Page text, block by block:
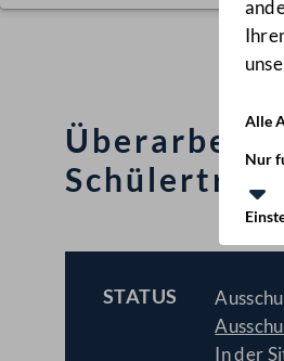
Alle
Nur
STATUS
BESCHLOSSEN
In der